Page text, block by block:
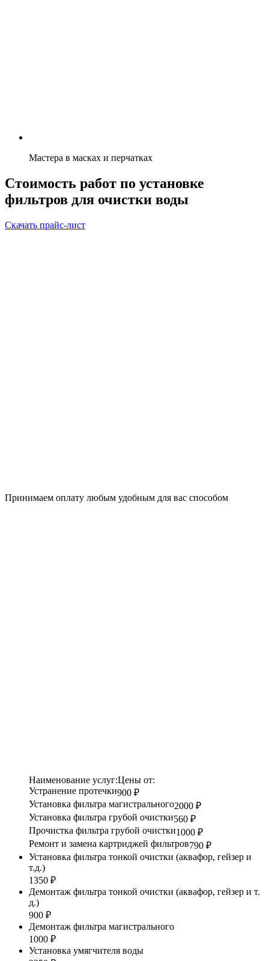
Мастера в масках и перчатках
Стоимость работ по установке
фильтров для очистки воды
Скачать прайс-лист
Принимаем оплату любым удобным для вас способом
Наименование услуг:Цены от:
Устранение протечки900 ₽
Установка фильтра магистрального2000 ₽
Установка фильтра грубой очистки560 ₽
Прочистка фильтра грубой очистки1000 ₽
Ремонт и замена картриджей фильтров790 ₽
Установка фильтра тонкой очистки (аквафор, гейзер и
т.д.)
1350 ₽
Демонтаж фильтра тонкой очистки (аквафор, гейзер и т.
д.)
900 ₽
Демонтаж фильтра магистрального
1000 ₽
Установка умягчителя воды